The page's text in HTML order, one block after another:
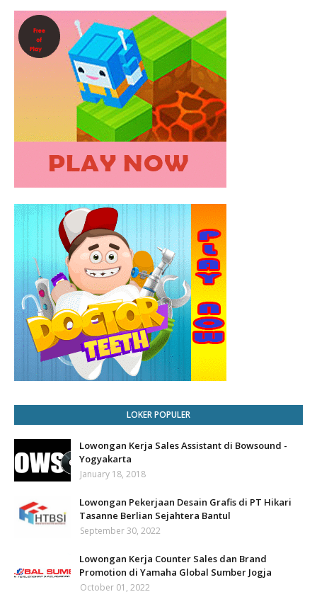
LOKER POPULER
Lowongan Kerja Sales Assistant di Bowsound -
Yogyakarta
January 18, 2018
Lowongan Pekerjaan Desain Grafis di PT Hikari
Tasanne Berlian Sejahtera Bantul
September 30, 2022
Lowongan Kerja Counter Sales dan Brand
Promotion di Yamaha Global Sumber Jogja
October 01, 2022